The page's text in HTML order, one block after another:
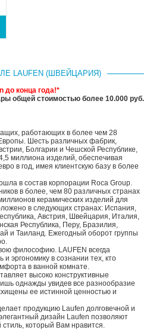
LAUFEN (ШВЕЙЦАРИЯ)
до конца года!*
общей стоимостью более 10.000 руб.
работающих в более чем 28
Шесть различных фабрик,
Болгарии и Чешской Республике,
миллиона изделий, обеспечивая
в год, имея клиентскую базу в более
в состав корпорации Roca Group.
в более, чем 80 различных странах
керамических изделий для
в следующих странах: Испания,
Австрия, Швейцария, Италия,
Республика, Перу, Бразилия,
и Таиланд. Ежегодный оборот группы
философию. LAUFEN всегда
эргономику в сознании тех, кто
в ванной комнате.
высоко конструктивные
однажды увидев все разнообразие
ее истинной ценностью и
продукцию Laufen долговечной и
дизайн Laufen позволяют
который Вам нравится.